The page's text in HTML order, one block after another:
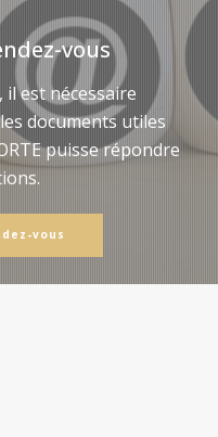
vous
est nécessaire
documents utiles
puisse répondre
vous